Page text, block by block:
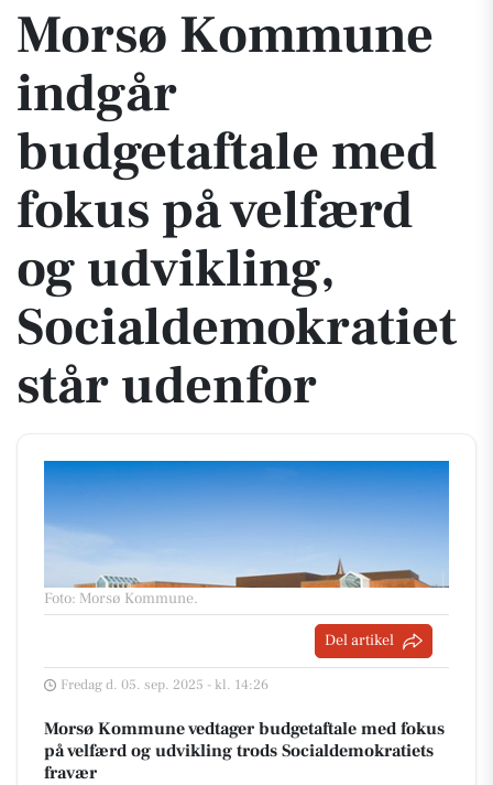
Morsø Kommune
indgår
budgetaftale med
fokus på velfærd
og udvikling,
Socialdemokratiet
står udenfor
Foto: Morsø Kommune.
Del artikel
Fredag d. 05. sep. 2025 - kl. 14:26
Morsø Kommune vedtager budgetaftale med fokus
på velfærd og udvikling trods Socialdemokratiets
fravær